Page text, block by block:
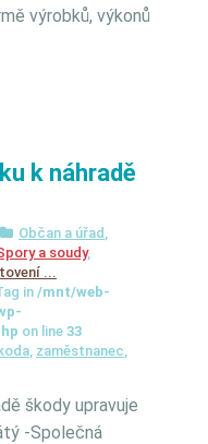
výrobků, výkonů
k náhradě
Občan a úřad ,
a soudy,
...
in/mnt/web-
on line 33
, zaměstnanec,
škody upravuje
-Společná